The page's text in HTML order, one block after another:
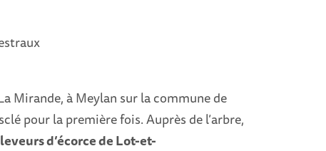
Mirande, à Meylan sur la commune de
pour la première fois. Auprès de l’arbre,
leveurs d’écorce de Lot-et-